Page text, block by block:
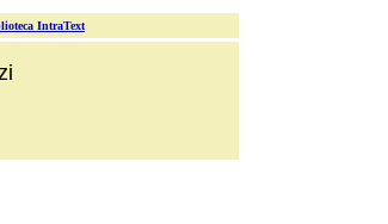
IntraText